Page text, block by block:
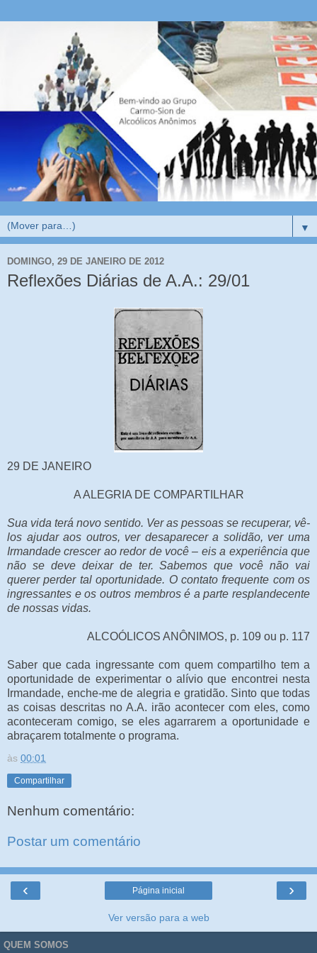
▼
DOMINGO, 29 DE JANEIRO DE 2012
Reflexões Diárias de A.A.: 29/01
29 DE JANEIRO
A ALEGRIA DE COMPARTILHAR
Sua vida terá novo sentido. Ver as pessoas se recuperar, vê-
los ajudar aos outros, ver desaparecer a solidão, ver uma
Irmandade crescer ao redor de você – eis a experiência que
não se deve deixar de ter. Sabemos que você não vai
querer perder tal oportunidade. O contato frequente com os
ingressantes e os outros membros é a parte resplandecente
de nossas vidas.
ALCOÓLICOS ANÔNIMOS, p. 109 ou p. 117
Saber que cada ingressante com quem compartilho tem a
oportunidade de experimentar o alívio que encontrei nesta
Irmandade, enche-me de alegria e gratidão. Sinto que todas
as coisas descritas no A.A. irão acontecer com eles, como
aconteceram comigo, se eles agarrarem a oportunidade e
abraçarem totalmente o programa.
às 00:01
Compartilhar
Nenhum comentário:
Postar um comentário
‹ ›
Página inicial
Ver versão para a web
QUEM SOMOS